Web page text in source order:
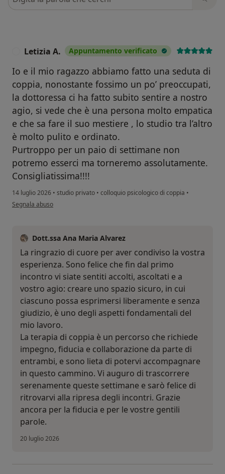
Letizia A. Appuntamento verificato
Io e il mio ragazzo abbiamo fatto una seduta di
coppia, nonostante fossimo un po’ preoccupati,
la dottoressa ci ha fatto subito sentire a nostro
agio, si vede che è una persona molto empatica
e che sa fare il suo mestiere , lo studio tra l’altro
è molto pulito e ordinato.
Purtroppo per un paio di settimane non
potremo esserci ma torneremo assolutamente.
Consigliatissima!!!!
14 luglio 2026 • studio privato • colloquio psicologico di coppia •
secondo l'opinione dell'utente Letizia A.
Segnala abuso
Dott.ssa Ana Maria Alvarez
La ringrazio di cuore per aver condiviso la vostra
esperienza. Sono felice che fin dal primo
incontro vi siate sentiti accolti, ascoltati e a
vostro agio: creare uno spazio sicuro, in cui
ciascuno possa esprimersi liberamente e senza
giudizio, è uno degli aspetti fondamentali del
mio lavoro.
La terapia di coppia è un percorso che richiede
impegno, fiducia e collaborazione da parte di
entrambi, e sono lieta di potervi accompagnare
in questo cammino. Vi auguro di trascorrere
serenamente queste settimane e sarò felice di
ritrovarvi alla ripresa degli incontri. Grazie
ancora per la fiducia e per le vostre gentili
parole.
20 luglio 2026